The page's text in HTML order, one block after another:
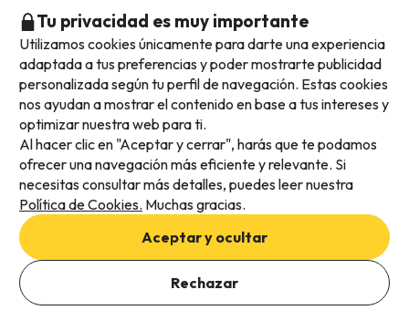
Añade las fechas para comprobar la disponibilidad
Añadir fechas
Métodos de pago disponibles
Condiciones generales
Privacidad de datos
Política de cookies
Tu privacidad es muy importante
Utilizamos cookies únicamente para darte una experiencia
adaptada a tus preferencias y poder mostrarte publicidad
personalizada según tu perfil de navegación. Estas cookies
nos ayudan a mostrar el contenido en base a tus intereses y
optimizar nuestra web para ti.
Al hacer clic en "Aceptar y cerrar", harás que te podamos
ofrecer una navegación más eficiente y relevante. Si
necesitas consultar más detalles, puedes leer nuestra
Política de Cookies. Muchas gracias.
Aceptar y ocultar
Rechazar